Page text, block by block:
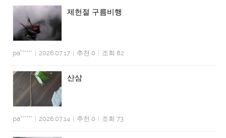
제헌절 구름비행
pa****** | 2026.07.17 | 추천 0 | 조회 82
산삼
pa****** | 2026.07.14 | 추천 0 | 조회 73